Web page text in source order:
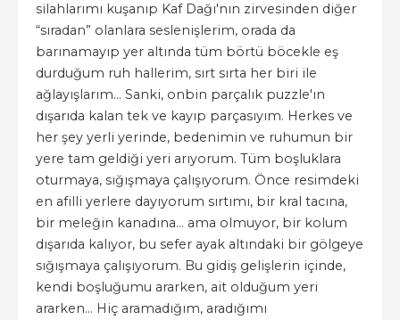
silahlarımı kuşanıp Kaf Dağı'nın zirvesinden diğer
“sıradan” olanlara seslenişlerim, orada da
barınamayıp yer altında tüm börtü böcekle eş
durduğum ruh hallerim, sırt sırta her biri ile
ağlayışlarım… Sanki, onbin parçalık puzzle'ın
dışarıda kalan tek ve kayıp parçasıyım. Herkes ve
her şey yerli yerinde, bedenimin ve ruhumun bir
yere tam geldiği yeri arıyorum. Tüm boşluklara
oturmaya, sığışmaya çalışıyorum. Önce resimdeki
en afilli yerlere dayıyorum sırtımı, bir kral tacına,
bir meleğin kanadına… ama olmuyor, bir kolum
dışarıda kalıyor, bu sefer ayak altındaki bir gölgeye
sığışmaya çalışıyorum. Bu gidiş gelişlerin içinde,
kendi boşluğumu ararken, ait olduğum yeri
ararken… Hiç aramadığım, aradığımı